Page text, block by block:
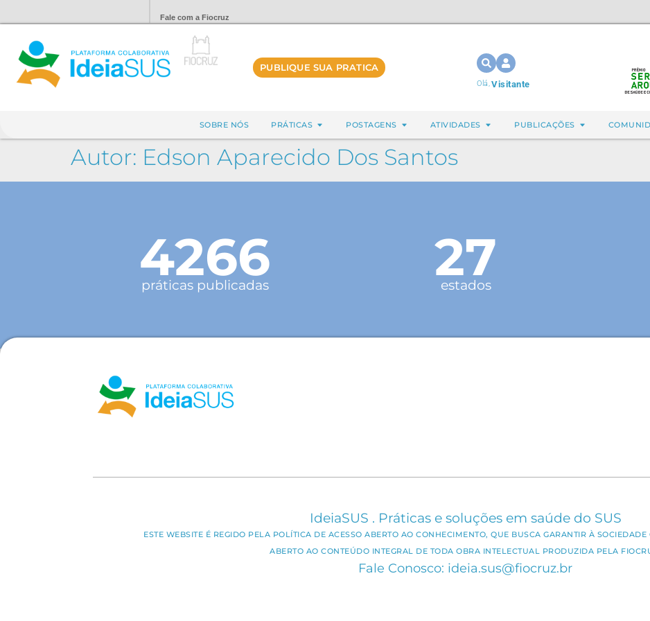
Fale com a Fiocruz
PUBLIQUE SUA PRATICA
Olá,Visitante
SOBRE NÓS PRÁTICAS POSTAGENS ATIVIDADES PUBLICAÇÕES
Autor: Edson Aparecido Dos Santos
4266
práticas publicadas 27
estados
IdeiaSUS . Práticas e soluções em saúde do SUS
ESTE WEBSITE É REGIDO PELA POLÍTICA DE ACESSO ABERTO AO CONHECIMENTO, QUE BUSCA GARANTIR À
ABERTO AO CONTEÚDO INTEGRAL DE TODA OBRA INTELECTUAL PRODUZIDA PELA
Fale Conosco: ideia.sus@fiocruz.br